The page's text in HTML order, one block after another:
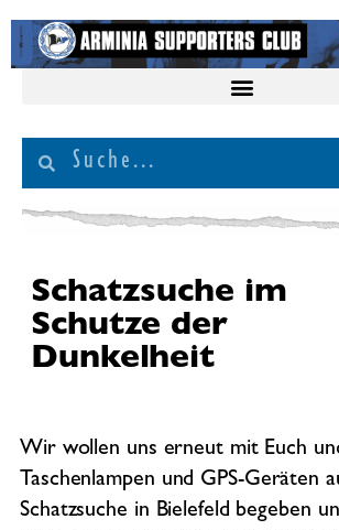
Schatzsuche im
Schutze der
Dunkelheit
Wir wollen uns erneut mit Euch
Taschenlampen und GPS-Geräten
Schatzsuche in Bielefeld begeben